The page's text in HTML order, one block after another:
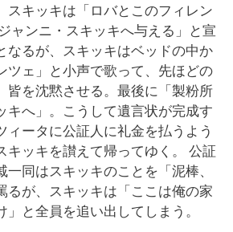
スキッキは「ロバとこのフィレン
ャンニ・スキッキへ与える」と宣
なるが、スキッキはベッドの中か
ツェ」と小声で歌って、先ほどの
皆を沈黙させる。最後に「製粉所
キへ」。こうして遺言状が完成す
ィータに公証人に礼金を払うよう
キッキを讃えて帰ってゆく。 公証
一同はスキッキのことを「泥棒、
るが、スキッキは「ここは俺の家
と全員を追い出してしまう。